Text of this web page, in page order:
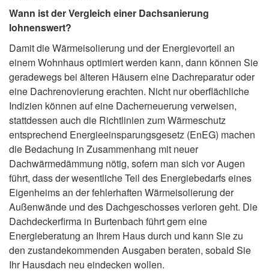
Wann ist der Vergleich einer Dachsanierung
lohnenswert?
Damit die Wärmeisolierung und der Energievorteil an
einem Wohnhaus optimiert werden kann, dann können Sie
geradewegs bei älteren Häusern eine Dachreparatur oder
eine Dachrenovierung erachten. Nicht nur oberflächliche
Indizien können auf eine Dacherneuerung verweisen,
stattdessen auch die Richtlinien zum Wärmeschutz
entsprechend Energieeinsparungsgesetz (EnEG) machen
die Bedachung in Zusammenhang mit neuer
Dachwärmedämmung nötig, sofern man sich vor Augen
führt, dass der wesentliche Teil des Energiebedarfs eines
Eigenheims an der fehlerhaften Wärmeisolierung der
Außenwände und des Dachgeschosses verloren geht. Die
Dachdeckerfirma in Burtenbach führt gern eine
Energieberatung an Ihrem Haus durch und kann Sie zu
den zustandekommenden Ausgaben beraten, sobald Sie
Ihr Hausdach neu eindecken wollen.